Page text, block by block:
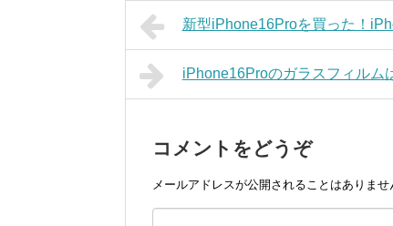
新型iPhone16Proを買った！
iPhone16Proのガラスフィルム
コメントをどうぞ
メールアドレスが公開されることはありませ